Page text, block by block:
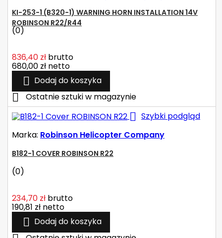
KI-253-1 (B320-1) WARNING HORN INSTALLATION 14V
ROBINSON R22/R44
(0)
836,40 zł brutto
680,00 zł netto
 Dodaj do koszyka
 Ostatnie sztuki w magazynie
 Szybki podgląd
Marka: Robinson Helicopter Company
B182-1 COVER ROBINSON R22
(0)
234,70 zł brutto
190,81 zł netto
 Dodaj do koszyka